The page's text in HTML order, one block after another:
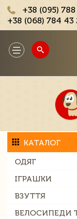
+38 (095)
+38 (068) 784 43
Toggle
navigation
КАТАЛОГ
ОДЯГ
ІГРАШКИ
ВЗУТТЯ
ВЕЛОСИПЕДИ